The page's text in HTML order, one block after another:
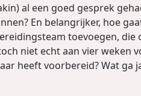
al een goed gesprek
En belangrijker, hoe
toevoegen, die
niet echt aan vier weken
heeft voorbereid? Wat ga